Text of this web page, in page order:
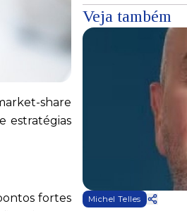
share
estratégias
fortes
Veja também
Michel Telles